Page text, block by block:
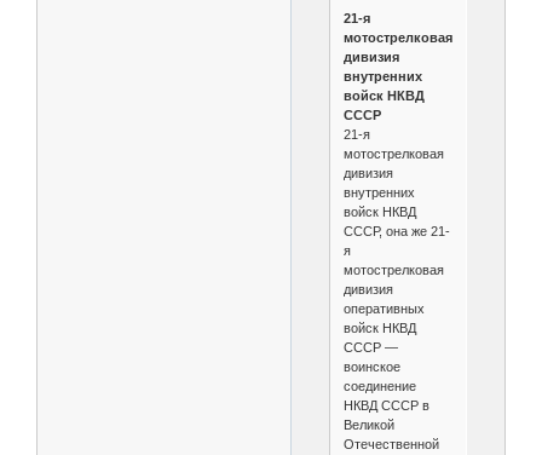
21-я
мотострелковая
дивизия
внутренних
войск НКВД
СССР
21-я
мотострелковая
дивизия
внутренних
войск НКВД
СССР, она же 21-
я
мотострелковая
дивизия
оперативных
войск НКВД
СССР —
воинское
соединение
НКВД СССР в
Великой
Отечественной